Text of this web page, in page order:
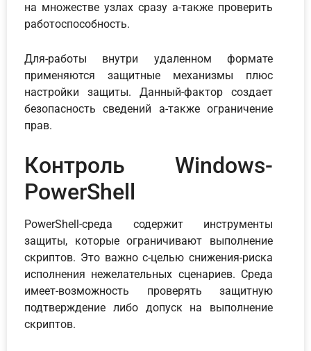
на множестве узлах сразу а-также проверить
работоспособность.
Для-работы внутри удаленном формате
применяются защитные механизмы плюс
настройки защиты. Данный-фактор создает
безопасность сведений а-также ограничение
прав.
Контроль Windows-
PowerShell
PowerShell-среда содержит инструменты
защиты, которые ограничивают выполнение
скриптов. Это важно с-целью снижения-риска
исполнения нежелательных сценариев. Среда
имеет-возможность проверять защитную
подтверждение либо допуск на выполнение
скриптов.